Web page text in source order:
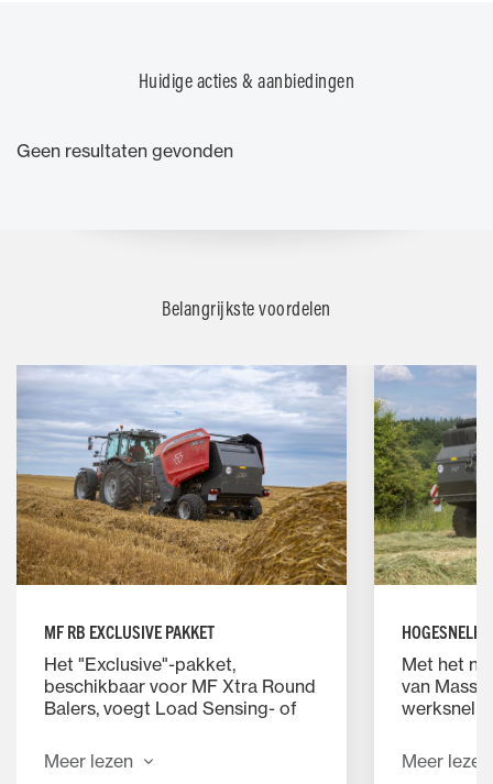
Huidige acties & aanbiedingen
Geen resultaten gevonden
Belangrijkste voordelen
MF RB EXCLUSIVE PAKKET
Het "Exclusive"-pakket,
beschikbaar voor MF Xtra Round
Balers, voegt Load Sensing- of
nieuwe pakket functies maakt
gebruik van de load sensing
Meer lezen
Met het
van
daardoor
Meer lezen